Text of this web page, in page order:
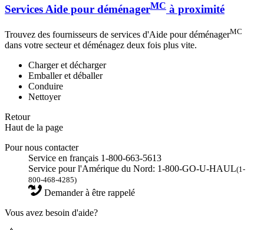
Services Aide pour déménagerMC à proximité
Trouvez des fournisseurs de services d'Aide pour déménagerMC
dans votre secteur et déménagez deux fois plus vite.
Charger et décharger
Emballer et déballer
Conduire
Nettoyer
Retour
Haut de la page
Pour nous contacter
Service en français 1-800-663-5613
Service pour l'Amérique du Nord: 1-800-GO-U-HAUL(1-
800-468-4285)
Demander à être rappelé
Vous avez besoin d'aide?